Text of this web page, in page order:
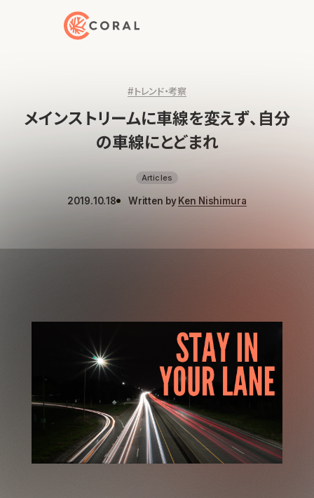
トップページへ戻る
#トレンド・考察
メインストリームに車線を変えず、自分
の車線にとどまれ
Articles
2019.10.18 Written by Ken Nishimura